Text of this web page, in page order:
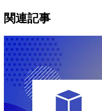
関連記事